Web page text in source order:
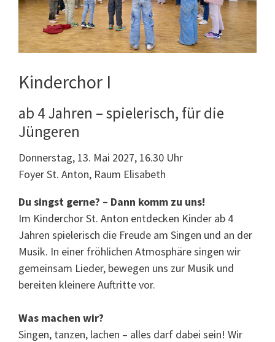
Kinderchor I
ab 4 Jahren – spielerisch, für die
Jüngeren
Donnerstag, 13. Mai 2027, 16.30 Uhr
Foyer St. Anton, Raum Elisabeth
Du singst gerne? – Dann komm zu uns!
Im Kinderchor St. Anton entdecken Kinder ab 4
Jahren spielerisch die Freude am Singen und an der
Musik. In einer fröhlichen Atmosphäre singen wir
gemeinsam Lieder, bewegen uns zur Musik und
bereiten kleinere Auftritte vor.
Was machen wir?
Singen, tanzen, lachen – alles darf dabei sein! Wir